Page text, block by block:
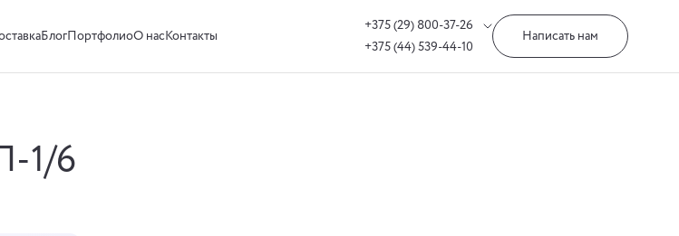
БлогПортфолиоО насКонтакты
+375 (29) 800-37-26
+375 (44) 539-44-10
Написать нам
1/6